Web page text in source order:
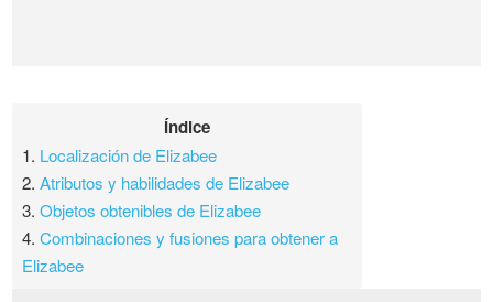
Índice
1. Localización de Elizabee
2.Atributos y habilidades de Elizabee
3.Objetos obtenibles de Elizabee
4.Combinaciones y fusiones para obtener a
Elizabee